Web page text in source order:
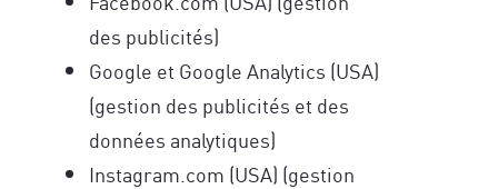
des publicités)
Google et Google Analytics (USA)
(gestion des publicités et des
données analytiques)
Instagram.com (USA) (gestion